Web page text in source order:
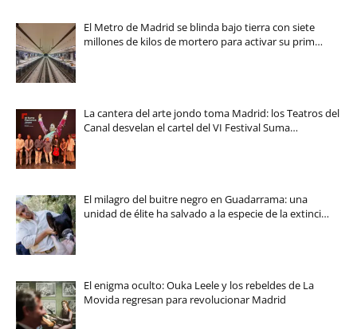
El Metro de Madrid se blinda bajo tierra con siete
millones de kilos de mortero para activar su prim…
La cantera del arte jondo toma Madrid: los Teatros del
Canal desvelan el cartel del VI Festival Suma…
El milagro del buitre negro en Guadarrama: una
unidad de élite ha salvado a la especie de la extinci…
El enigma oculto: Ouka Leele y los rebeldes de La
Movida regresan para revolucionar Madrid